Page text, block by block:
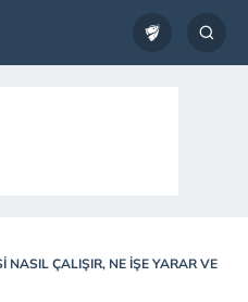
NASIL ÇALIŞIR, NE İŞE YARAR VE